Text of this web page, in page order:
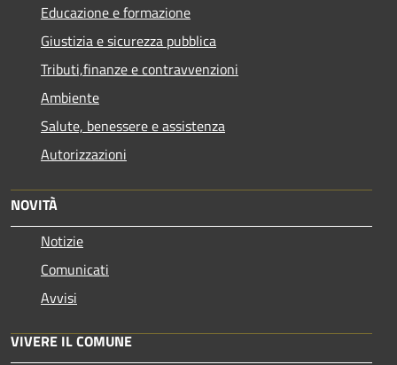
Educazione e formazione
Giustizia e sicurezza pubblica
Tributi,finanze e contravvenzioni
Ambiente
Salute, benessere e assistenza
Autorizzazioni
NOVITÀ
Notizie
Comunicati
Avvisi
VIVERE IL COMUNE